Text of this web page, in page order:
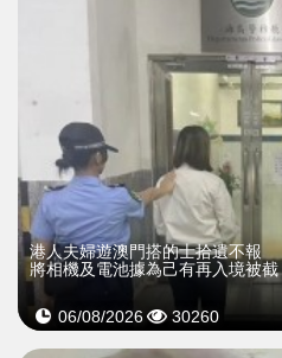
​港人夫婦遊澳門搭的士拾遺不報
將相機及電池據為己有再入境被截
06/08/2026 30260